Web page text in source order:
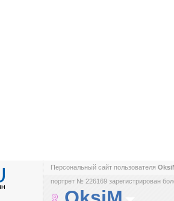
Персональный сайт пользователя
портрет № 226169 зарегистрирован